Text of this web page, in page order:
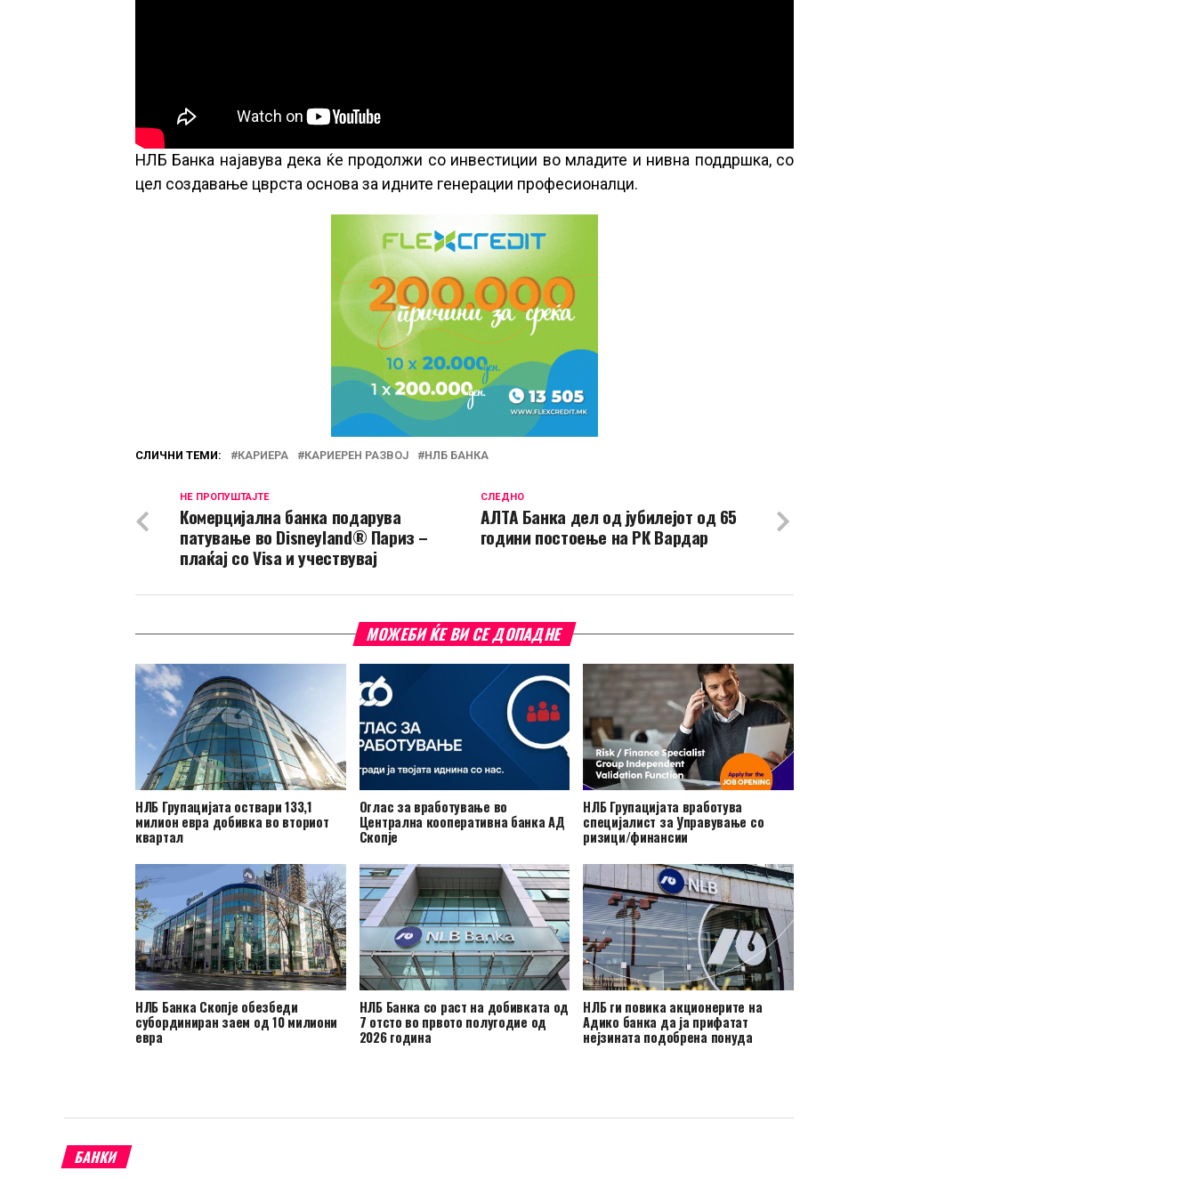
НЛБ Банка најавува дека ќе продолжи со инвестиции во младите и нивна поддршка, со
цел создавање цврста основа за идните генерации професионалци.
СЛИЧНИ ТЕМИ: КАРИЕРА КАРИЕРЕН РАЗВОЈ НЛБ БАНКА
СЛЕДНО
АЛТА Банка дел од јубилејот од 65
години постоење на РК Вардар
НЕ ПРОПУШТАЈТЕ
Комерцијална банка подарува
патување во Disneyland® Париз –
плаќај со Visa и учествувај
МОЖЕБИ ЌЕ ВИ СЕ ДОПАДНЕ
НЛБ Групацијата оствари 133,1
милион евра добивка во вториот
квартал
Оглас за вработување во
Централна кооперативна банка АД
Скопје
НЛБ Групацијата вработува
специјалист за Управување со
ризици/финансии
НЛБ Банка Скопје обезбеди
субординиран заем од 10 милиони
евра
НЛБ Банка со раст на добивката од
7 отсто во првото полугодие од
2026 година
НЛБ ги повика акционерите на
Адико банка да ја прифатат
нејзината подобрена понуда
БАНКИ